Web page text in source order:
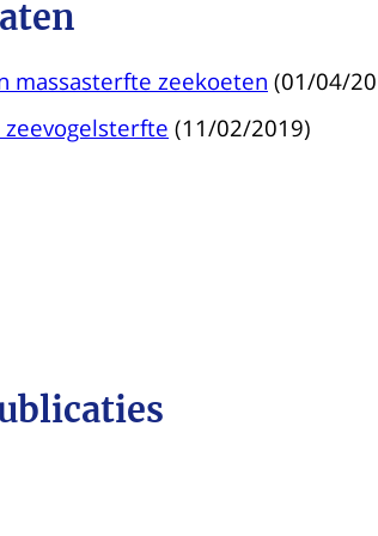
massasterfte zeekoeten (01/04/
(11/02/2019)